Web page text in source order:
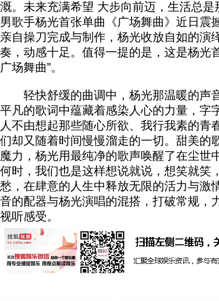
溉。未来充满希望 大步向前迈，生活总是
男歌手杨光首张单曲《广场舞曲》近日震
亲自操刀完成与制作，杨光收放自如的演
奏，动感十足。值得一提的是，这是杨光
广场舞曲”。
轻快舒缓的曲调中，杨光那温暖的声
平凡的歌词中蕴藏着感染人心的力量，字
人不由想起那些随心所欲、我行我素的青
们却又随着时间慢慢溜走的一切。甜美的
魔力，杨光用最纯净的歌声唤醒了在尘世
何时，我们也是这样想说就说，想笑就笑
愁，在肆意的人生中释放无限的活力与激
音的配器与杨光演唱的混搭，打破常规，
视听感受。